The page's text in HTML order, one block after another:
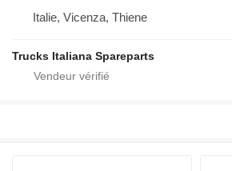
Italie, Vicenza, Thiene
Trucks Italiana Spareparts